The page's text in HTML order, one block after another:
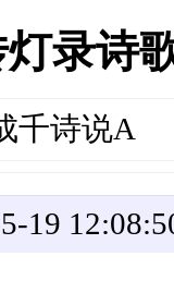
录诗
千诗说A
19